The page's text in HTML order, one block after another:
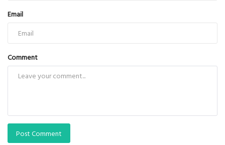
Email
Comment
Post Comment